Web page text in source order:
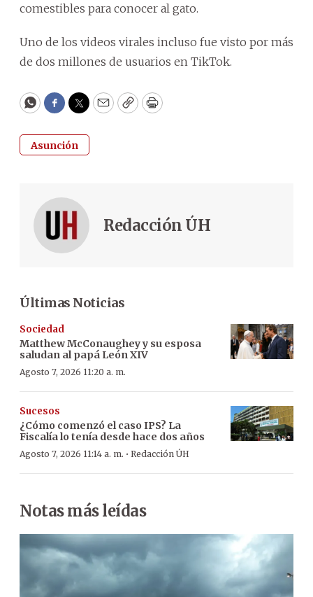
comestibles para conocer al gato.
Uno de los videos virales incluso fue visto por más
de dos millones de usuarios en TikTok.
WhatsApp
Facebook
Twitter
EmailCopyPrint
Asunción
Redacción ÚH
Últimas Noticias
Sociedad
Matthew McConaughey y su esposa
saludan al papá León XIV
Agosto 7, 2026 11:20 a. m.
Sucesos
¿Cómo comenzó el caso IPS? La
Fiscalía lo tenía desde hace dos años
Agosto 7, 2026 11:14 a. m. · Redacción ÚH
Notas más leídas